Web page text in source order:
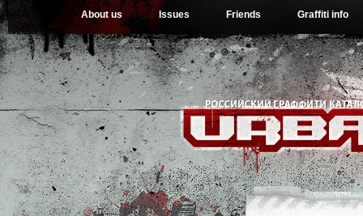
About us Issues Friends Graffiti info